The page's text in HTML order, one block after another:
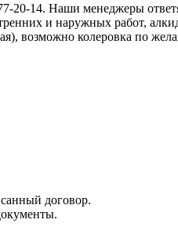
20-14. Наши менеджеры
и наружных работ,
возможно колеровка по
договор.